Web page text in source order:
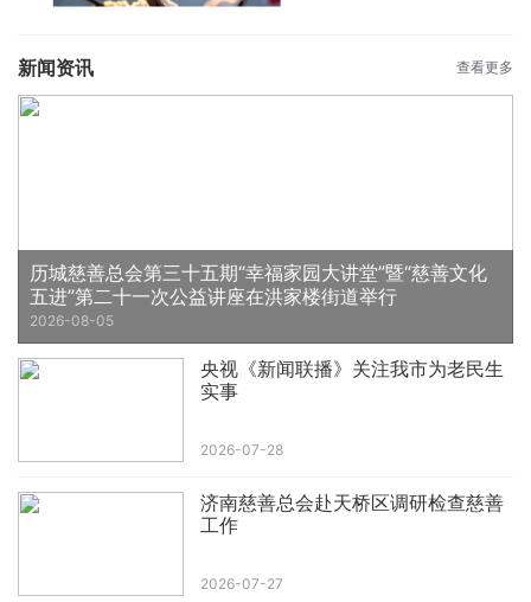
新闻资讯 查看更多
历城慈善总会第三十五期“幸福家园大讲堂”暨“慈善文化
五进”第二十一次公益讲座在洪家楼街道举行
2026-08-05
央视《新闻联播》关注我市为老民生
实事
2026-07-28
济南慈善总会赴天桥区调研检查慈善
工作
2026-07-27